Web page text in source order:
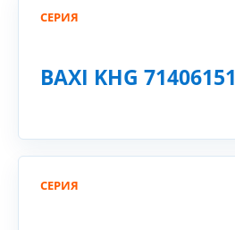
СЕРИЯ
BAXI KHG 71406151
СЕРИЯ